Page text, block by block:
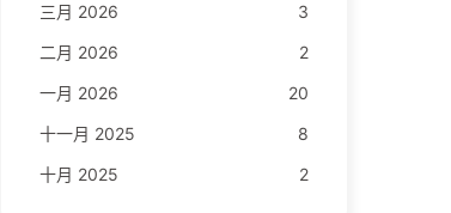
三月 2026
3
二月 2026
2
一月 2026
20
十一月 2025
8
十月 2025
2